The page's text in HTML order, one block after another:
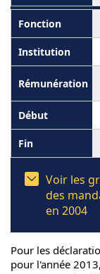
Voir les
des
en 2004
Pour les
pour l'année